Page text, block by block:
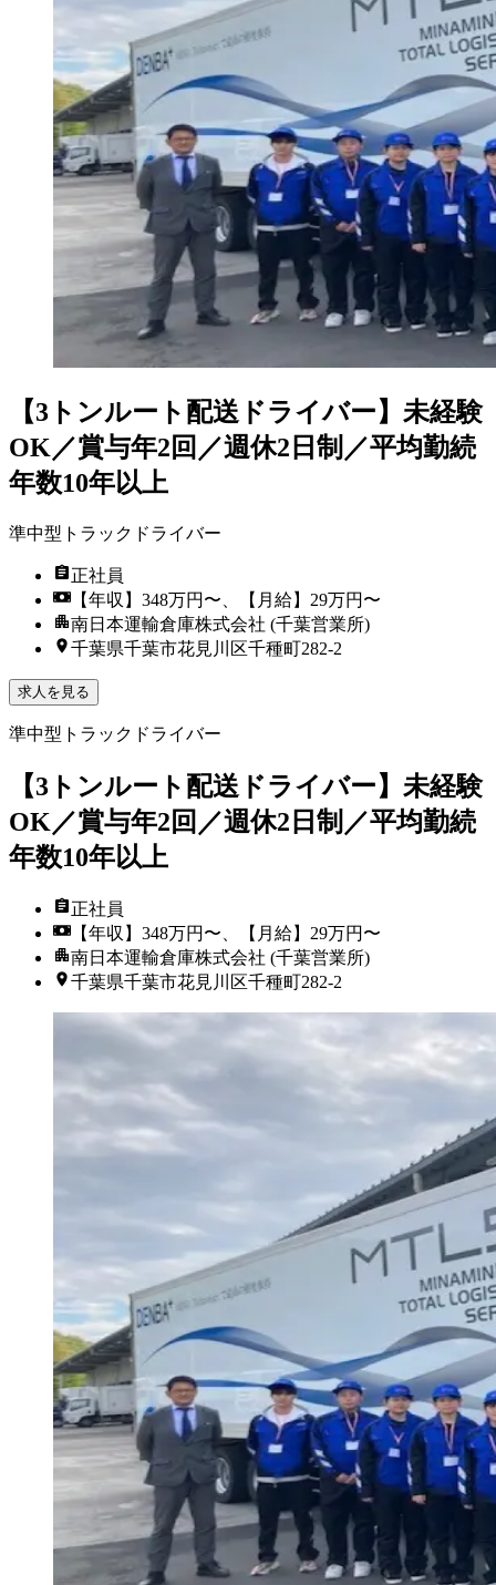
【3トンルート配送ドライバー】未経験
OK／賞与年2回／週休2日制／平均勤続
年数10年以上
準中型トラックドライバー
正社員
【年収】348万円〜、【月給】29万円〜
南日本運輸倉庫株式会社 (千葉営業所)
千葉県千葉市花見川区千種町282-2
求人を見る
準中型トラックドライバー
【3トンルート配送ドライバー】未経験
OK／賞与年2回／週休2日制／平均勤続
年数10年以上
正社員
【年収】348万円〜、【月給】29万円〜
南日本運輸倉庫株式会社 (千葉営業所)
千葉県千葉市花見川区千種町282-2